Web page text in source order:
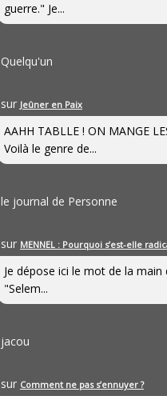
guerre." Je...
Quelqu'un
sur Jeûner en Paix
AAHH TABLLE ! ON MANGE
Voilà le genre de...
le journal de Personne
sur MENNEL : Pourquoi s’est-elle
Je dépose ici le mot de la main
"Selem...
jacou
sur Comment ne pas s’ennuyer ?